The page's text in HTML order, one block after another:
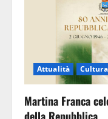
Attualità Cultura
Martina Franca